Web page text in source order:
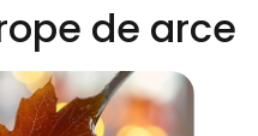
de arce